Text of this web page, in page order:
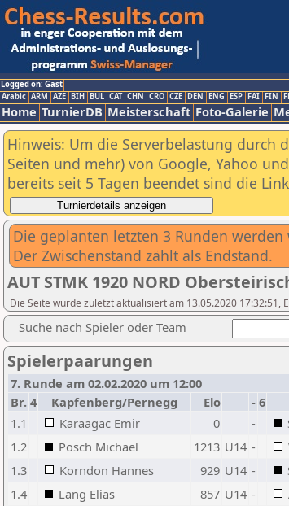
Logged on: Gast
Arabic ARM AZE BIH BUL CAT CHN CRO CZE DEN ENG ESP FAI FIN
Home TurnierDB Meisterschaft Foto-Galerie
Hinweis: Um die Serverbelastung durch
Seiten und mehr) von Google, Yahoo
bereits seit 5 Tagen beendet sind die
Die geplanten letzten 3 Runden
Der Zwischenstand zählt als Endstand.
AUT STMK 1920 NORD
Die Seite wurde zuletzt aktualisiert am 13.05.2020
Suche nach Spieler oder Team
Spielerpaarungen
7. Runde am 02.02.2020 um 12:00
Br. 4 Kapfenberg/Pernegg Elo - 6
1.1
Karaagac Emir 0 -
1.2
Posch Michael 1213 U14 -
1.3
Korndon Hannes 929 U14 -
1.4
Lang Elias 857 U14 -